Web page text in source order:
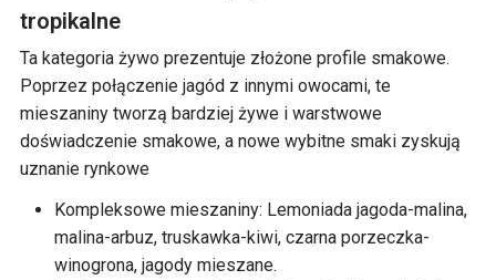
tropikalne
Ta kategoria żywo prezentuje złożone profile smakowe.
Poprzez połączenie jagód z innymi owocami, te
mieszaniny tworzą bardziej żywe i warstwowe
doświadczenie smakowe, a nowe wybitne smaki zyskują
uznanie rynkowe
Kompleksowe mieszaniny: Lemoniada jagoda-malina,
malina-arbuz, truskawka-kiwi, czarna porzeczka-
winogrona, jagody mieszane.